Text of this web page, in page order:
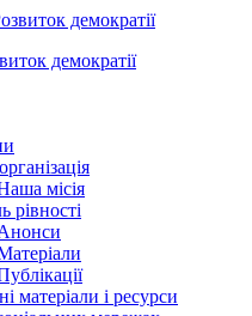
демократії
місія
рівності
матеріали і ресурси